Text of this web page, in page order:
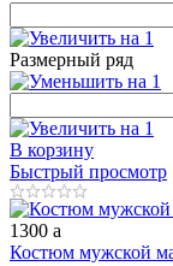
Размерный ряд
В корзину
Быстрый просмотр
1300 a
Костюм мужской